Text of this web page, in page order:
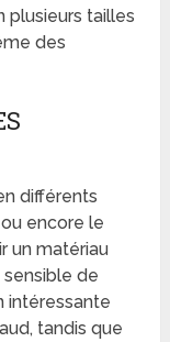
plusieurs tailles
des
différents
encore le
un matériau
de
intéressante
tandis que